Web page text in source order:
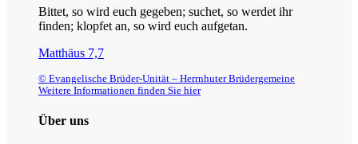
Bittet, so wird euch gegeben; suchet, so werdet ihr
finden; klopfet an, so wird euch aufgetan.
Matthäus 7,7
© Evangelische Brüder-Unität – Herrnhuter Brüdergemeine
Weitere Informationen finden Sie hier
Über uns